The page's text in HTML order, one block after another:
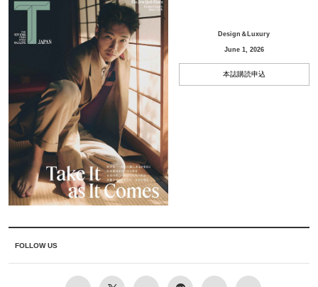
Design＆Luxury
June 1, 2026
本誌購読申込
FOLLOW US